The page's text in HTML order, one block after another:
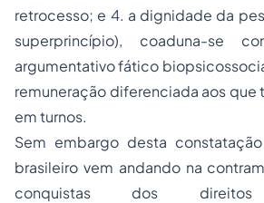
retrocesso; e 4. a dignidade da
superprincípio), coaduna-se
argumentativo fático
remuneração diferenciada aos que
em turnos.
Sem embargo desta
brasileiro vem andando na
conquistas dos direitos